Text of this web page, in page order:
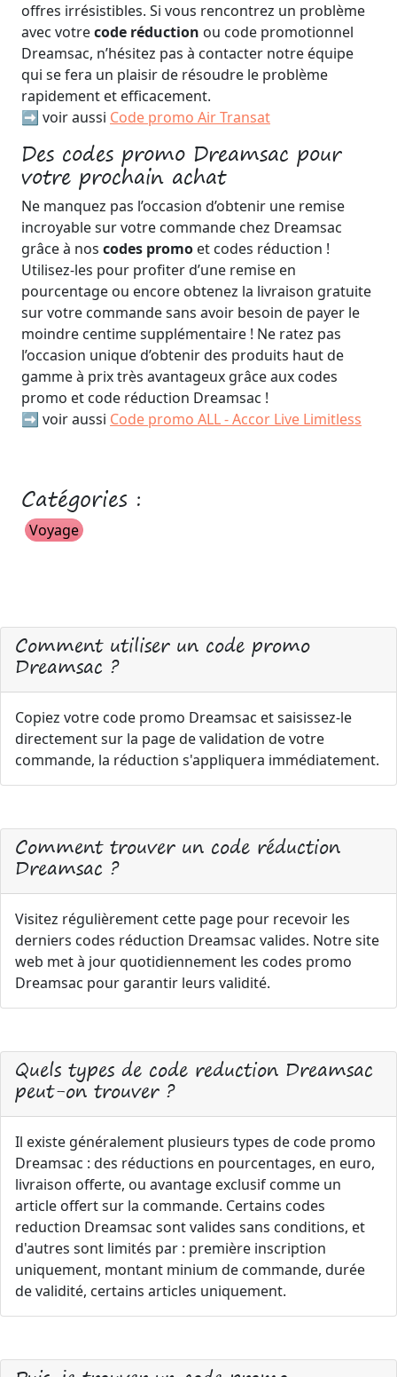
offres irrésistibles. Si vous rencontrez un problème
avec votrecode réduction ou code promotionnel
Dreamsac, n’hésitez pas à contacter notre équipe
qui se fera un plaisir de résoudre le problème
rapidement et efficacement.
➡️ voir aussi Code promo Air Transat
Des codes promo Dreamsac pour
votre prochain achat
Ne manquez pas l’occasion d’obtenir une remise
incroyable sur votre commande chez Dreamsac
grâce à nos codes promo et codes réduction !
Utilisez-les pour profiter d’une remise en
pourcentage ou encore obtenez la livraison gratuite
sur votre commande sans avoir besoin de payer le
moindre centime supplémentaire ! Ne ratez pas
l’occasion unique d’obtenir des produits haut de
gamme à prix très avantageux grâce aux codes
promo et code réduction Dreamsac !
➡️ voir aussi Code promo ALL - Accor Live Limitless
Catégories :
Voyage
Comment utiliser un code promo
Dreamsac ?
Copiez votre code promo Dreamsac et saisissez-le
directement sur la page de validation de votre
commande, la réduction s'appliquera immédiatement.
Comment trouver un code réduction
Dreamsac ?
Visitez régulièrement cette page pour recevoir les
derniers codes réduction Dreamsac valides. Notre site
web met à jour quotidiennement les codes promo
Dreamsac pour garantir leurs validité.
Quels types de code reduction Dreamsac
peut-on trouver ?
Il existe généralement plusieurs types de code promo
Dreamsac : des réductions en pourcentages, en euro,
livraison offerte, ou avantage exclusif comme un
article offert sur la commande. Certains codes
reduction Dreamsac sont valides sans conditions, et
d'autres sont limités par : première inscription
uniquement, montant minium de commande, durée
de validité, certains articles uniquement.